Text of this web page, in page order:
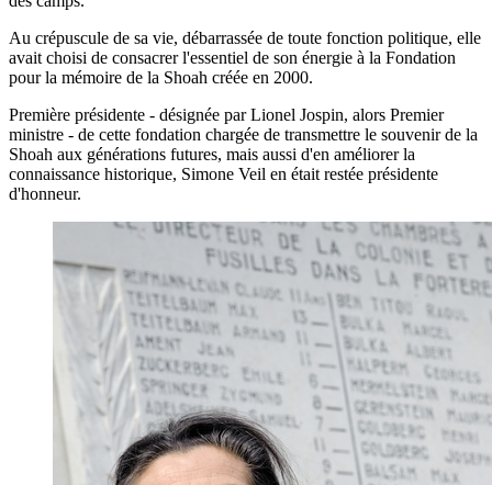
Au crépuscule de sa vie, débarrassée de toute fonction politique, elle
avait choisi de consacrer l'essentiel de son énergie à la Fondation
pour la mémoire de la Shoah créée en 2000.
Première présidente - désignée par Lionel Jospin, alors Premier
ministre - de cette fondation chargée de transmettre le souvenir de la
Shoah aux générations futures, mais aussi d'en améliorer la
connaissance historique, Simone Veil en était restée présidente
d'honneur.